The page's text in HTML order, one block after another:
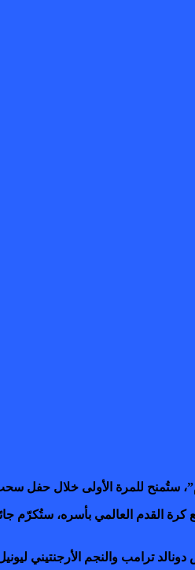
خلال حفل سحب قرعة نهائيات كأس العالم
القدم العالمي بأسره، ستُكرّم
ترامب والنجم الأرجنتيني ليونيل